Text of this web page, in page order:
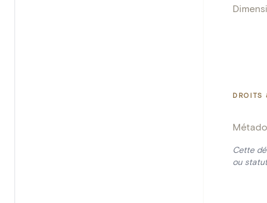
DROITS
Cette
ou